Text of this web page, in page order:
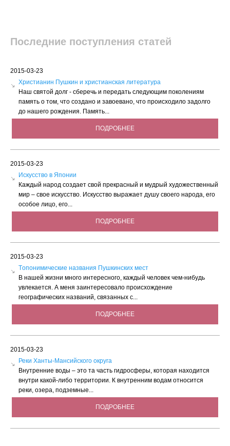
Последние поступления статей
2015-03-23
Христианин Пушкин и христианская литература
Наш святой долг - сберечь и передать следующим поколениям
память о том, что создано и завоевано, что происходило задолго
до нашего рождения. Память...
ПОДРОБНЕЕ
2015-03-23
Искусство в Японии
Каждый народ создает свой прекрасный и мудрый художественный
мир – свое искусство. Искусство выражает душу своего народа, его
особое лицо, его...
ПОДРОБНЕЕ
2015-03-23
Tопонимические названия Пушкинских мест
В нашей жизни много интересного, каждый человек чем-нибудь
увлекается. А меня заинтересовало происхождение
географических названий, связанных с...
ПОДРОБНЕЕ
2015-03-23
Реки Ханты-Мансийского округа
Внутренние воды – это та часть гидросферы, которая находится
внутри какой-либо территории. К внутренним водам относится
реки, озера, подземные...
ПОДРОБНЕЕ